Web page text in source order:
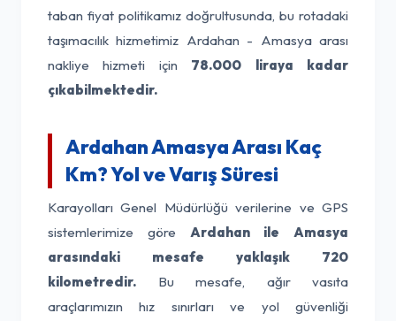
taban fiyat politikamız doğrultusunda, bu rotadaki
taşımacılık hizmetimiz Ardahan - Amasya arası
nakliye hizmeti için 78.000 liraya kadar
çıkabilmektedir.
Ardahan Amasya Arası Kaç
Km? Yol ve Varış Süresi
Karayolları Genel Müdürlüğü verilerine ve GPS
sistemlerimize göre Ardahan ile Amasya
arasındaki mesafe yaklaşık 720
kilometredir. Bu mesafe, ağır vasıta
araçlarımızın hız sınırları ve yol güvenliği